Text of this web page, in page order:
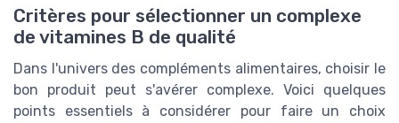
Critères pour sélectionner un complexe
de vitamines B de qualité
Dans l'univers des compléments alimentaires, choisir le
bon produit peut s'avérer complexe. Voici quelques
points essentiels à considérer pour faire un choix